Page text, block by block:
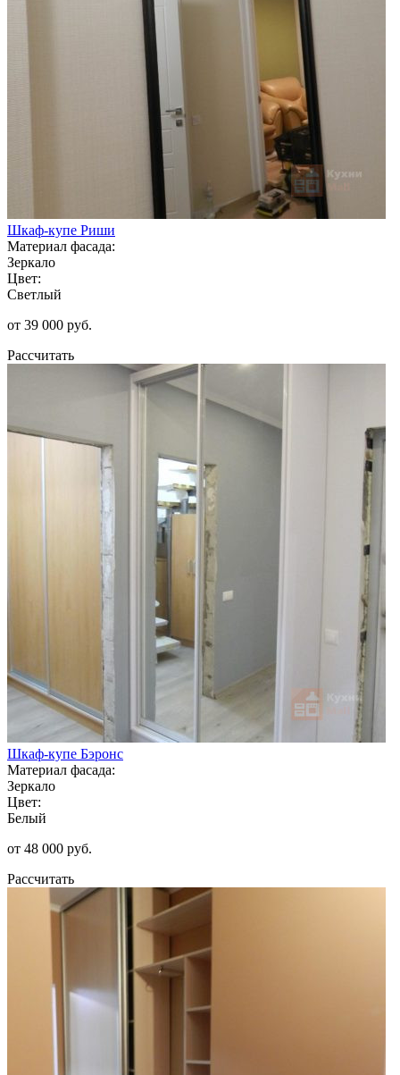
Шкаф-купе Риши
Материал фасада:
Зеркало
Цвет:
Светлый
от 39 000 руб.
Рассчитать
Шкаф-купе Бэронс
Материал фасада:
Зеркало
Цвет:
Белый
от 48 000 руб.
Рассчитать